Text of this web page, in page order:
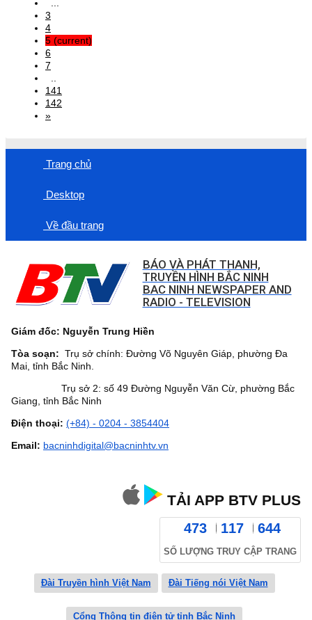
3
4
5 (current)
6
7
141
142
»
Trang chủ
Desktop
Về đầu trang
BÁO VÀ PHÁT THANH,
TRUYỀN HÌNH BẮC NINH
BAC NINH NEWSPAPER AND
RADIO - TELEVISION
Giám đốc: Nguyễn Trung Hiền
Tòa soạn: Trụ sở chính: Đường Võ Nguyên Giáp, phường Đa
Mai, tỉnh Bắc Ninh.
Trụ sở 2: số 49 Đường Nguyễn Văn Cừ, phường Bắc
Giang, tỉnh Bắc Ninh
Điện thoại: (+84) - 0204 - 3854404
Email: bacninhdigital@bacninhtv.vn
TẢI APP BTV PLUS
473 117 644
SỐ LƯỢNG TRUY CẬP TRANG
Đài Truyền hình Việt Nam Đài Tiếng nói Việt Nam
Cổng Thông tin điện tử tỉnh Bắc Ninh